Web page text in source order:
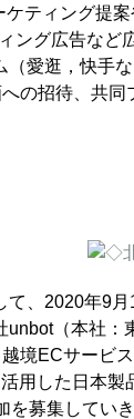
ティング提案
ング広告など
（愛逛，快手
の招待、共
、2020年9
unbot（本社
境ECサービ
用した日本
募集していき